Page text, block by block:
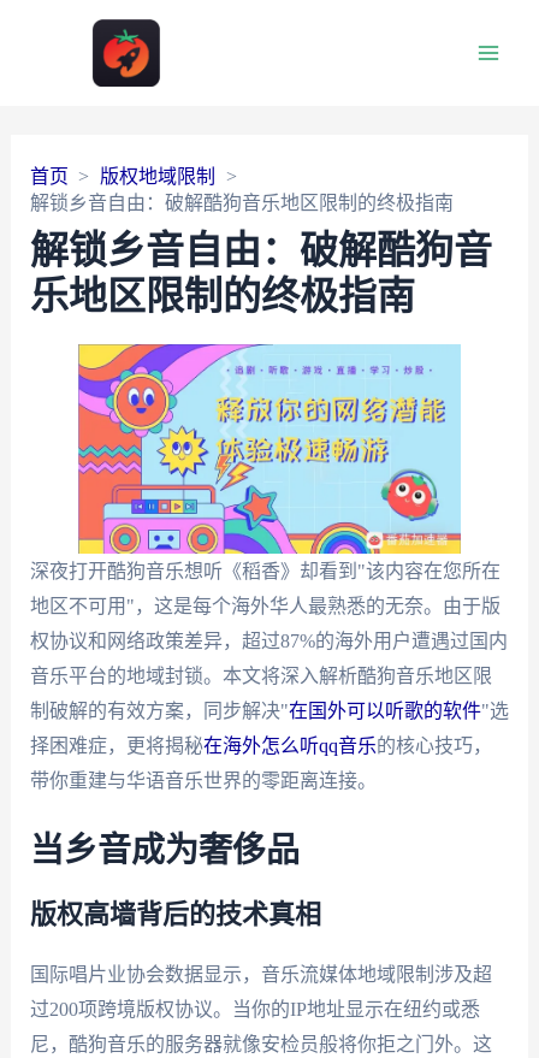
首页
版权地域限制
解锁乡音自由：破解酷狗音乐地区限制的终极指南
解锁乡音自由：破解酷狗音
乐地区限制的终极指南
深夜打开酷狗音乐想听《稻香》却看到"该内容在您所在
地区不可用"，这是每个海外华人最熟悉的无奈。由于版
权协议和网络政策差异，超过87%的海外用户遭遇过国内
音乐平台的地域封锁。本文将深入解析酷狗音乐地区限
制破解的有效方案，同步解决"在国外可以听歌的软件"选
择困难症，更将揭秘在海外怎么听qq音乐的核心技巧，
带你重建与华语音乐世界的零距离连接。
当乡音成为奢侈品
版权高墙背后的技术真相
国际唱片业协会数据显示，音乐流媒体地域限制涉及超
过200项跨境版权协议。当你的IP地址显示在纽约或悉
尼，酷狗音乐的服务器就像安检员般将你拒之门外。这